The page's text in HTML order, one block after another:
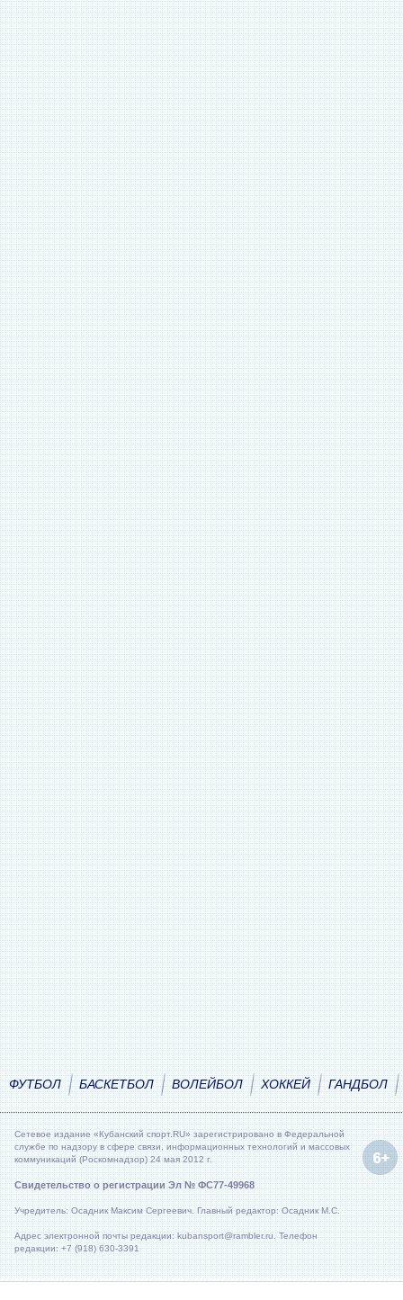
ФУТБОЛ БАСКЕТБОЛ ВОЛЕЙБОЛ ХОККЕЙ ГАНДБОЛ
Сетевое издание «Кубанский спорт.RU» зарегистрировано в Федеральной
службе по надзору в сфере связи, информационных технологий и массовых
коммуникаций (Роскомнадзор) 24 мая 2012 г.
Свидетельство о регистрации Эл № ФС77-49968
Учредитель: Осадник Максим Сергеевич. Главный редактор: Осадник М.С.
Адрес электронной почты редакции: kubansport@rambler.ru. Телефон
редакции: +7 (918) 630-3391